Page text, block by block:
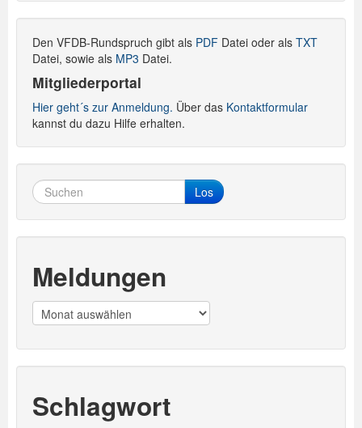
Den VFDB-Rundspruch gibt als PDF Datei oder als TXT
Datei, sowie als MP3 Datei.
Mitgliederportal
Hier geht´s zur Anmeldung. Über das Kontaktformular
kannst du dazu Hilfe erhalten.
Los
Meldungen
Meldungen
Schlagwort